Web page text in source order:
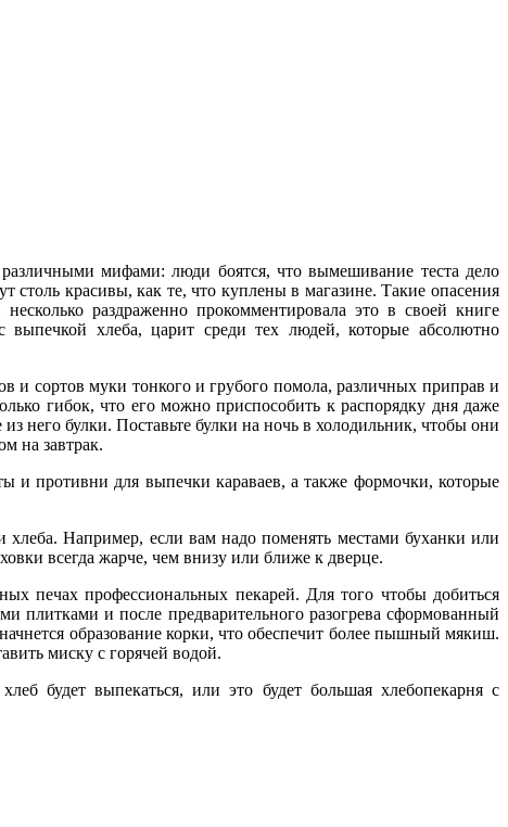
мифами: люди боятся, что вымешивание теста дело
красивы, как те, что куплены в магазине. Такие опасения
раздраженно прокомментировала это в своей книге
выпечкой хлеба, царит среди тех людей, которые абсолютно
и сортов муки тонкого и грубого помола, различных приправ и
гибок, что его можно приспособить к распорядку дня даже
него булки. Поставьте булки на ночь в холодильник, чтобы они
на завтрак.
и противни для выпечки караваев, а также формочки, которые
хлеба. Например, если вам надо поменять местами буханки или
всегда жарче, чем внизу или ближе к дверце.
печах профессиональных пекарей. Для того чтобы добиться
плитками и после предварительного разогрева сформованный
образование корки, что обеспечит более пышный мякиш.
миску с горячей водой.
будет выпекаться, или это будет большая хлебопекарня с